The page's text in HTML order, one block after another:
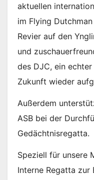
aktuellen
im Flying
Revier auf den
und
des DJC, ein
Zukunft wieder
Außerdem
ASB bei der
Gedächtnisregatta.
Speziell für unsere
Interne Regatta zur